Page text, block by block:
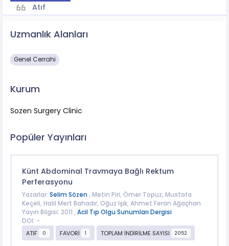
Atıf
Uzmanlık Alanları
Genel Cerrahi
Kurum
Sozen Surgery Clinic
Popüler Yayınları
Künt Abdominal Travmaya Bağlı Rektum
Perferasyonu
Yazarlar: Selim Sözen , Metin Piri, Ömer Topuz, Mustafa
Keçeli, Halil Mert Bahadır, Oğuz Işık, Ahmet Feran Ağaçhan
Yayın Bilgisi: 2011 , Acil Tıp Olgu Sunumları Dergisi
DOI: -
ATIF
0 FAVORİ 1 TOPLAM İNDİRİLME SAYISI 2052